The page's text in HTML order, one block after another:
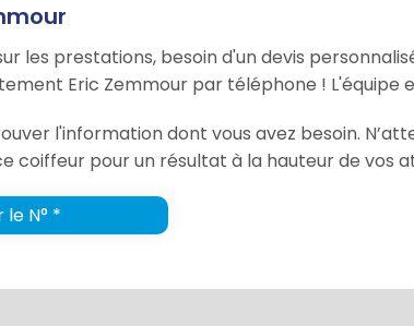
les prestations, besoin d'un devis
Eric Zemmour par téléphone ! L'équipe
l'information dont vous avez besoin.
coiffeur pour un résultat à la hauteur de vos
N° *